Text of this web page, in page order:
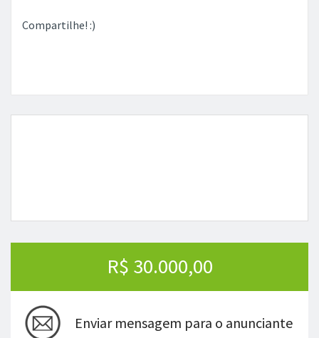
Compartilhe! :)
R$ 30.000,00
Enviar mensagem para o anunciante